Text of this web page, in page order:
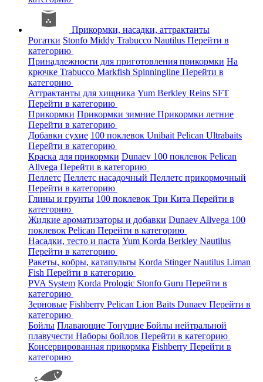
Прикормки, насадки, аттрактанты
Рогатки Stonfo Middy Trabucco Nautilus Перейти в
категорию
Принадлежности для приготовления прикормки На
крючке Trabucco Markfish Spinningline Перейти в
категорию
Аттрактанты для хищника Yum Berkley Reins SFT
Перейти в категорию
Прикормки Прикормки зимние Прикормки летние
Перейти в категорию
Добавки сухие 100 поклевок Unibait Pelican Ultrabaits
Перейти в категорию
Краска для прикормки Dunaev 100 поклевок Pelican
Allvega Перейти в категорию
Пеллетс Пеллетс насадочный Пеллетс прикормочный
Перейти в категорию
Глины и грунты 100 поклевок Три Кита Перейти в
категорию
Жидкие ароматизаторы и добавки Dunaev Allvega 100
поклевок Pelican Перейти в категорию
Насадки, тесто и паста Yum Korda Berkley Nautilus
Перейти в категорию
Ракеты, кобры, катапульты Korda StingerNautilus Liman
Fish Перейти в категорию
PVA System Korda Prologic Stonfo Guru Перейти в
категорию
Зерновые Fishberry Pelican Lion Baits Dunaev Перейти в
категорию
Бойлы Плавающие Тонущие Бойлы нейтральной
плавучести Наборы бойлов Перейти в категорию
Консервированная прикормка Fishberry Перейти в
категорию